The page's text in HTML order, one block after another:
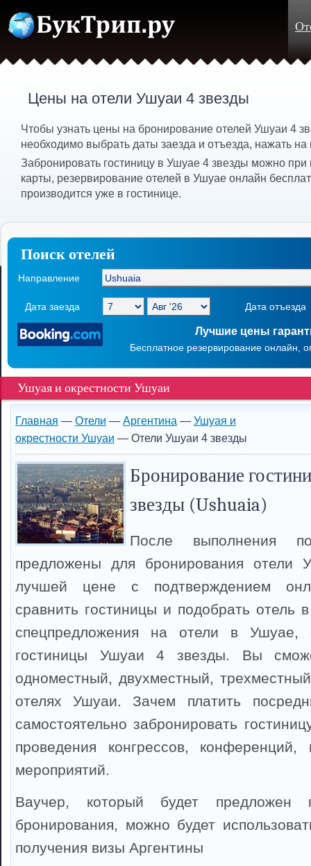
Цены на отели Ушуаи 4 звезды
Чтобы узнать цены на бронирование отелей Ушуаи 4
необходимо выбрать даты заезда и отъезда, нажать на
Забронировать гостиницу в Ушуае 4 звезды можно при
карты, резервирование отелей в Ушуае онлайн
производится уже в гостинице.
Поиск отелей
Направление
Дата заезда Дата отъезда
Лучшие цены
Бесплатное резервирование онлайн,
Ушуая и окрестности Ушуаи
Главная — Отели — Аргентина — Ушуая и
окрестности Ушуаи — Отели Ушуаи 4 звезды
Бронирование
звезды (Ushuaia)
После выполнения
предложены для бронирования отели
лучшей цене с подтверждением
сравнить гостиницы и подобрать отель
спецпредложения на отели в Ушуае,
гостиницы Ушуаи 4 звезды. Вы
одноместный, двухместный,
отелях Ушуаи. Зачем платить
самостоятельно забронировать
проведения конгрессов, конференций,
мероприятий.
Ваучер, который будет предложен
бронирования, можно будет
получения визы Аргентины